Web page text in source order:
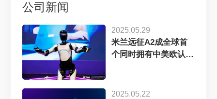
公司新闻
2025.05.29
米兰远征A2成全球首
个同时拥有中美欧认
2025.05.22